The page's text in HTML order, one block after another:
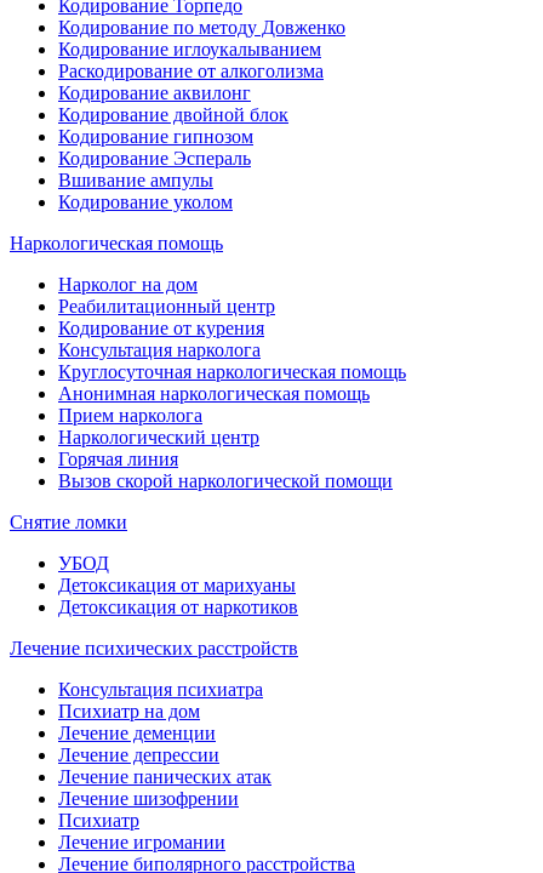
Кодирование Торпедо
Кодирование по методу Довженко
Кодирование иглоукалыванием
Раскодирование от алкоголизма
Кодирование аквилонг
Кодирование двойной блок
Кодирование гипнозом
Кодирование Эспераль
Вшивание ампулы
Кодирование уколом
Наркологическая помощь
Нарколог на дом
Реабилитационный центр
Кодирование от курения
Консультация нарколога
Круглосуточная наркологическая помощь
Анонимная наркологическая помощь
Прием нарколога
Наркологический центр
Горячая линия
Вызов скорой наркологической помощи
Снятие ломки
УБОД
Детоксикация от марихуаны
Детоксикация от наркотиков
Лечение психических расстройств
Консультация психиатра
Психиатр на дом
Лечение деменции
Лечение депрессии
Лечение панических атак
Лечение шизофрении
Психиатр
Лечение игромании
Лечение биполярного расстройства